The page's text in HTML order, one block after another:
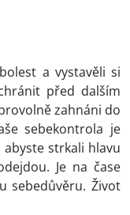
a vystavěli si
před dalším
zahnáni do
sebekontrola je
strkali hlavu
Je na čase
sebedůvěru. Život